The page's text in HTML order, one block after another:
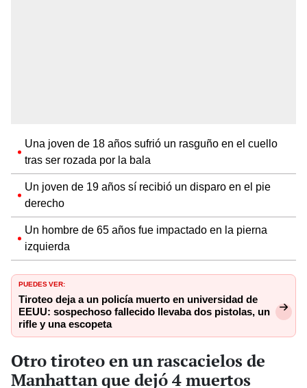
Una joven de 18 años sufrió un rasguño en el cuello
tras ser rozada por la bala
Un joven de 19 años sí recibió un disparo en el pie
derecho
Un hombre de 65 años fue impactado en la pierna
izquierda
PUEDES VER:
Tiroteo deja a un policía muerto en universidad de
EEUU: sospechoso fallecido llevaba dos pistolas, un
rifle y una escopeta
Otro tiroteo en un rascacielos de
Manhattan que dejó 4 muertos